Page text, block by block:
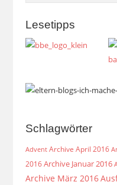
Lesetipps
Schlagwörter
Advent Archive April 2016
2016 Archive Januar 2016
Archive März 2016